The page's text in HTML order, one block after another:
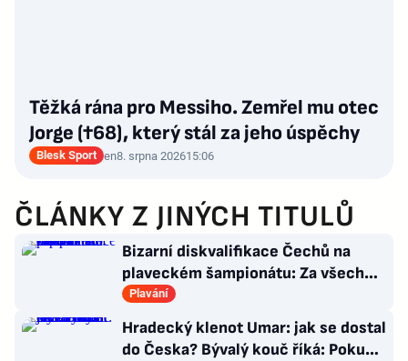
Těžká rána pro Messiho. Zemřel mu otec
Jorge (†68), který stál za jeho úspěchy
Blesk Sport en8. srpna 202615:06
ČLÁNKY Z JINÝCH TITULŮ
Bizarní diskvalifikace Čechů na
plaveckém šampionátu: Za všechno
mohla čepička!
Plavání
Hradecký klenot Umar: jak se dostal
do Česka? Bývalý kouč říká: Pokud